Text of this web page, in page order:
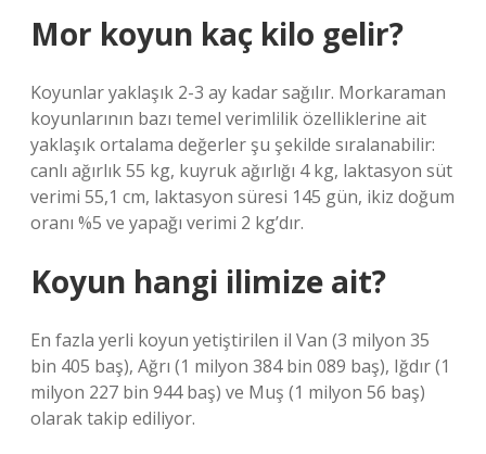
Mor koyun kaç kilo gelir?
Koyunlar yaklaşık 2-3 ay kadar sağılır. Morkaraman
koyunlarının bazı temel verimlilik özelliklerine ait
yaklaşık ortalama değerler şu şekilde sıralanabilir:
canlı ağırlık 55 kg, kuyruk ağırlığı 4 kg, laktasyon süt
verimi 55,1 cm, laktasyon süresi 145 gün, ikiz doğum
oranı %5 ve yapağı verimi 2 kg’dır.
Koyun hangi ilimize ait?
En fazla yerli koyun yetiştirilen il Van (3 milyon 35
bin 405 baş), Ağrı (1 milyon 384 bin 089 baş), Iğdır (1
milyon 227 bin 944 baş) ve Muş (1 milyon 56 baş)
olarak takip ediliyor.